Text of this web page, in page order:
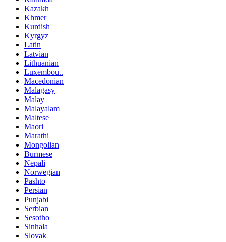
Kazakh
Khmer
Kurdish
Kyrgyz
Latin
Latvian
Lithuanian
Luxembou..
Macedonian
Malagasy
Malay
Malayalam
Maltese
Maori
Marathi
Mongolian
Burmese
Nepali
Norwegian
Pashto
Persian
Punjabi
Serbian
Sesotho
Sinhala
Slovak